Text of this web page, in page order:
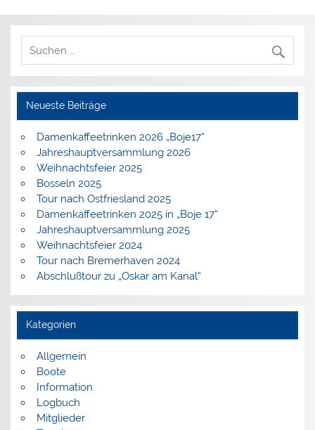
Neueste Beiträge
Damenkaffeetrinken 2026 „Boje17“
Jahreshauptversammlung 2026
Weihnachtsfeier 2025
Bosseln 2025
Tour nach Ostfriesland 2025
Damenkaffeetrinken 2025 in „Boje 17“
Jahreshauptversammlung 2025
Weihnachtsfeier 2024
Tour nach Bremerhaven 2024
Abschlußtour zu „Oskar am Kanal“
Kategorien
Allgemein
Boote
Information
Logbuch
Mitglieder